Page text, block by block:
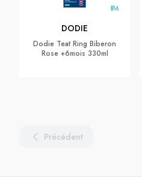
DODIE
Dodie Teat Ring Biberon
Rose +6mois 330ml
Précédent